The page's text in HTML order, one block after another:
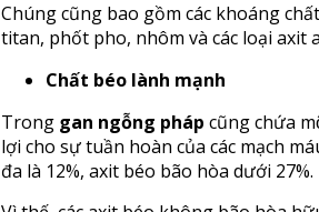
Chúng cũng bao gồm các khoáng
titan, phốt pho, nhôm và các loại axit
Chất béo lành mạnh
Trong gan ngỗng pháp cũng chứa
lợi cho sự tuần hoàn của các mạch
đa là 12%, axit béo bão hòa dưới 27%.